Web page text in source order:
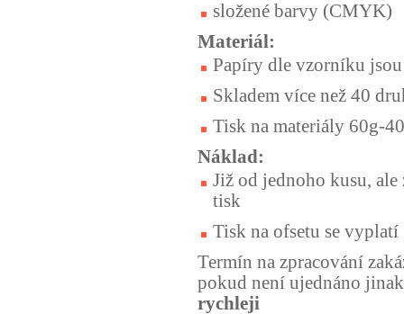
složené barvy (CMYK)
Materiál:
Papíry dle vzorníku
Skladem více než 40
Tisk na materiály 60g-
Náklad:
Již od jednoho kusu,
tisk
Tisk na ofsetu se
Termín na zpracování
pokud není ujednáno
rychleji